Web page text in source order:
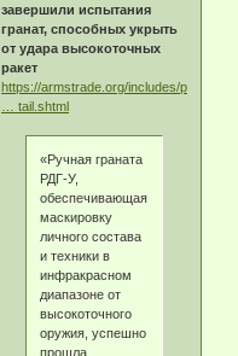
завершили испытания
гранат, способных укрыть
от удара высокоточных
ракет
https://armstrade.org/includes/periodic
… tail.shtml
«Ручная граната
РДГ-У,
обеспечивающая
маскировку
личного состава
и техники в
инфракрасном
диапазоне от
высокоточного
оружия, успешно
прошла